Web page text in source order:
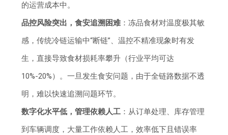
的运营成本中。
品控风险突出，食安追溯困难 ：冻品食材对温度极其敏
感，传统冷链运输中“断链”、温控不精准现象时有发
生，直接导致食材损耗率攀升（行业平均可达
10%-20%）。一旦发生食安问题，由于全链路数据不透
明，难以快速追溯问题环节。
数字化水平低，管理依赖人工 ：从订单处理、库存管理
到车辆调度，大量工作依赖人工，效率低下且错误率